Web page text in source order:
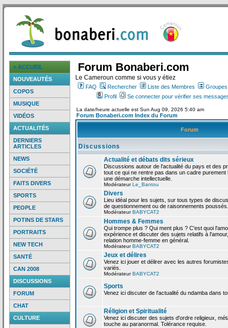
> ACCUEIL
NOUVEAUTÉS
COPOS
MUSIQUE
VIDÉOS
ACTUALITÉS
DERNIERS
ARTICLES
NEWS
SOCIÉTÉ
FAITS DIVERS
SPORTS
PEOPLE
POTINS DE STARS
PORTRAITS
NEW TECH
SANTÉ
CAN 2008
DISCUSSIONS
FORUM
CHAT
CULTURE
Forum Bonaberi.com
Le Cameroun comme si vous y étiez
FAQ Rechercher Liste des Membres
Profil
Se connecter pour vérifier ses
La date/heure actuelle est Sun Aug 09, 2026 5:40 am
Forum Bonaberi.com Index du Forum
Forum
Discussions
Actualité et débats dits sérieux
Discussions autour de l'actualité du pays et des
tout ce qui ne rentre pas dans un cadre
une démarche intellectuelle.
ModérateurLe_Bantou
Divers
Lieu idéal pour les sujets, sur tous types de
de questionnement ou de raisonnements
ModérateurBABYCAT2
Hommes & Femmes
Qui trompe plus ? Qui ment plus ? C'est quoi
expérience et discuter des sujets relatifs à
relation homme-femme en général.
ModérateurBABYCAT2
Jeux et délires
Venez ici jouer et délirer avec les autres
variés.
ModérateurBABYCAT2
Sports
Venez ici discuter de l'actualité du ndamba dans
Réligion et Spiritualité
Venez ici discuter des sujets d'ordre religieux,
touche au paranormal. Tolérance requise.